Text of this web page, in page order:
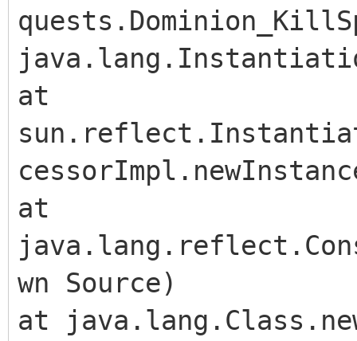
at
at
wn Source)
at